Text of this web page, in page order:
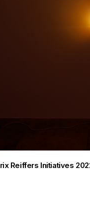
Reiffers Initiatives